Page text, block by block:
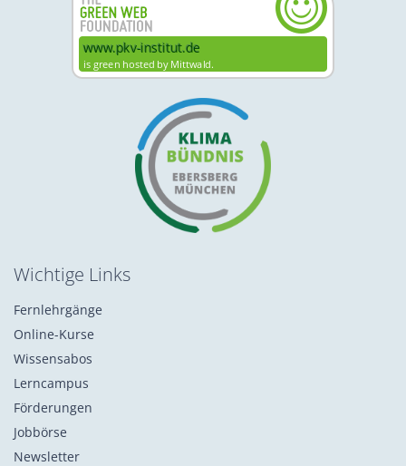
Wichtige Links
Fernlehrgänge
Online-Kurse
Wissensabos
Lerncampus
Förderungen
Jobbörse
Newsletter